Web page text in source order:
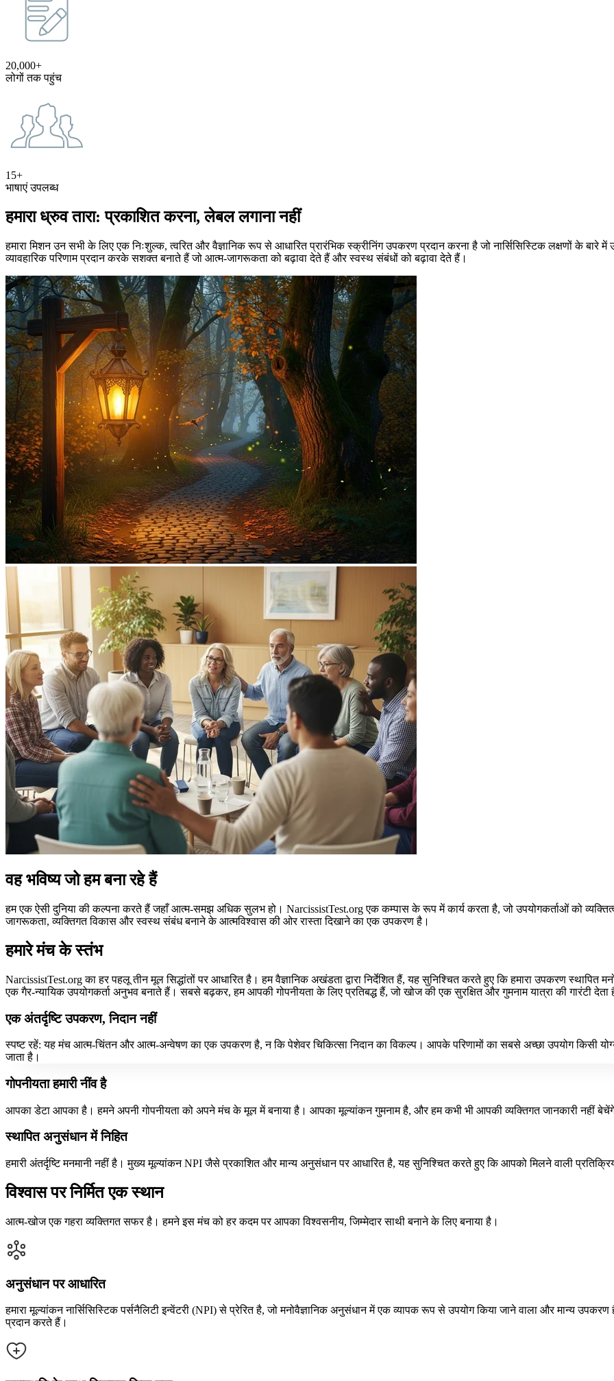
20,000+
लोगों तक पहुंच
15+
भाषाएं उपलब्ध
हमारा ध्रुव तारा: प्रकाशित करना, लेबल लगाना नहीं
हमारा मिशन उन सभी के लिए एक निःशुल्क, त्वरित और वैज्ञानिक रूप से आधारित प्रारंभिक स्क्रीनिंग उपकरण प्रदान करना है जो नार्सिसिस्टिक लक्षणों के
व्यावहारिक परिणाम प्रदान करके सशक्त बनाते हैं जो आत्म-जागरूकता को बढ़ावा देते हैं और स्वस्थ संबंधों को बढ़ावा देते हैं।
वह भविष्य जो हम बना रहे हैं
हम एक ऐसी दुनिया की कल्पना करते हैं जहाँ आत्म-समझ अधिक सुलभ हो। NarcissistTest.org एक कम्पास के रूप में कार्य करता है, जो उपयोगकर्ताओं को
जागरूकता, व्यक्तिगत विकास और स्वस्थ संबंध बनाने के आत्मविश्वास की ओर रास्ता दिखाने का एक उपकरण है।
हमारे मंच के स्तंभ
NarcissistTest.org का हर पहलू तीन मूल सिद्धांतों पर आधारित है। हम वैज्ञानिक अखंडता द्वारा निर्देशित हैं, यह सुनिश्चित करते हुए कि हमारा उपकरण
एक गैर-न्यायिक उपयोगकर्ता अनुभव बनाते हैं। सबसे बढ़कर, हम आपकी गोपनीयता के लिए प्रतिबद्ध हैं, जो खोज की एक सुरक्षित और गुमनाम यात्रा की गारंटी देता
एक अंतर्दृष्टि उपकरण, निदान नहीं
स्पष्ट रहें: यह मंच आत्म-चिंतन और आत्म-अन्वेषण का एक उपकरण है, न कि पेशेवर चिकित्सा निदान का विकल्प। आपके परिणामों का सबसे अच्छा उपयोग किसी
जाता है।
गोपनीयता हमारी नींव है
आपका डेटा आपका है। हमने अपनी गोपनीयता को अपने मंच के मूल में बनाया है। आपका मूल्यांकन गुमनाम है, और हम कभी भी आपकी व्यक्तिगत जानकारी नहीं बेचेंगे
स्थापित अनुसंधान में निहित
हमारी अंतर्दृष्टि मनमानी नहीं है। मुख्य मूल्यांकन NPI जैसे प्रकाशित और मान्य अनुसंधान पर आधारित है, यह सुनिश्चित करते हुए कि आपको मिलने वाली
विश्वास पर निर्मित एक स्थान
आत्म-खोज एक गहरा व्यक्तिगत सफर है। हमने इस मंच को हर कदम पर आपका विश्वसनीय, जिम्मेदार साथी बनाने के लिए बनाया है।
अनुसंधान पर आधारित
हमारा मूल्यांकन नार्सिसिस्टिक पर्सनैलिटी इन्वेंटरी (NPI) से प्रेरित है, जो मनोवैज्ञानिक अनुसंधान में एक व्यापक रूप से उपयोग किया जाने वाला और मान्य उपकरण
प्रदान करते हैं।